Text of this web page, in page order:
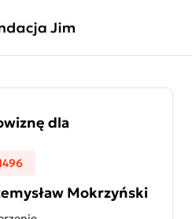
dla
Mokrzyński